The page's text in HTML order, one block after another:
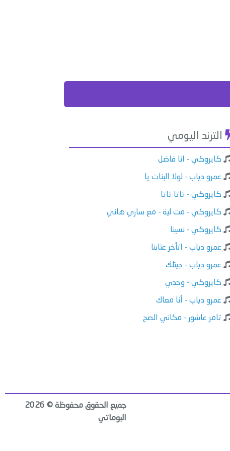
الترند اليومي
كايروكي - انا فاضل
عمرو دياب - لولا البنات يا
كايروكي - تاتا تاتا
كايروكي - مت لية - مع ساري هاني
كايروكي - نسينا
عمرو دياب - اتأخر عتابنا
عمرو دياب - جيتلك
كايروكي - وحدي
عمرو دياب - أنا معاك
تامر عاشور - مكاني الصح
جميع الحقوق محفوظة © 2026
البوماتي